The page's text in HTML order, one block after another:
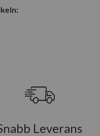
Leverans